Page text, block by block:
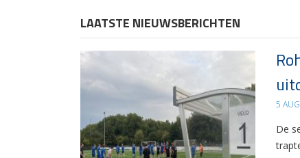
LAATSTE NIEUWSBERICHTEN
5
De